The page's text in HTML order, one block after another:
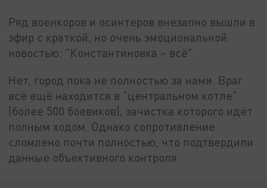
Ряд военкоров и осинтеров внезапно вышли в
эфир с краткой, но очень эмоциональной
новостью: "Константиновка – всё".
Нет, город пока не полностью за нами. Враг
всё ещё находится в "центральном котле"
(более 500 боевиков), зачистка которого идёт
полным ходом. Однако сопротивление
сломлено почти полностью, что подтвердили
данные объективного контроля.